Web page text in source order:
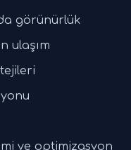
görünürlük
ulaşım
ve optimizasyon